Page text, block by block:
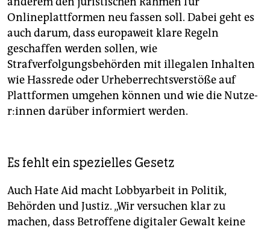
Onlineplattformen neu fassen soll. Dabei geht es
auch darum, dass europaweit klare Regeln
geschaffen werden sollen, wie
Strafverfolgungsbehörden mit illegalen Inhalten
wie Hassrede oder Urheberrechtsverstöße auf
Plattformen umgehen können und wie die Nut­ze­
r:in­nen darüber informiert werden.
Es fehlt ein spezielles Gesetz
Auch Hate Aid macht Lobbyarbeit in Politik,
Behörden und Justiz. „Wir versuchen klar zu
machen, dass Betroffene digitaler Gewalt keine